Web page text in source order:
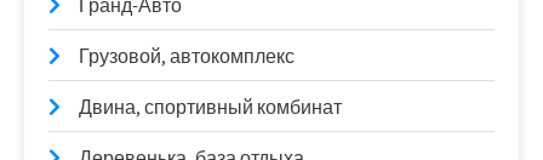
Грузовой, автокомплекс
Двина, спортивный комбинат